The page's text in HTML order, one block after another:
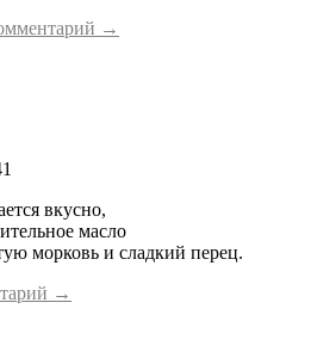
→
вкусно,
масло
морковь и сладкий перец.
→